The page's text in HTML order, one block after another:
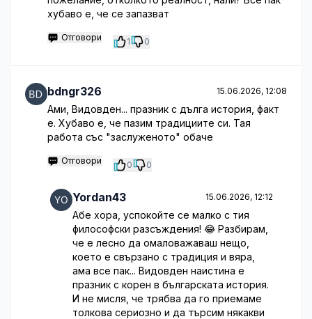
хубаво е, че се запазват
Отговори 1 0
bdngr326 15.06.2026, 12:08
Ами, Видовден... празник с дълга история, факт
е. Хубаво е, че пазим традициите си. Тая
работа със "заслуженото" обаче
Отговори 0 0
Yordan43 15.06.2026, 12:12
Абе хора, успокойте се малко с тия
философски разсъждения! 😂 Разбирам,
че е лесно да омаловажаваш нещо,
което е свързано с традиция и вяра,
ама все пак... Видовден наистина е
празник с корен в българската история.
И не мисля, че трябва да го приемаме
толкова сериозно и да търсим някакви